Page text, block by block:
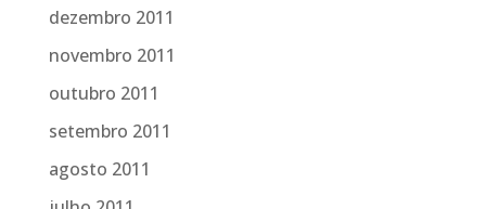
dezembro 2011
novembro 2011
outubro 2011
setembro 2011
agosto 2011